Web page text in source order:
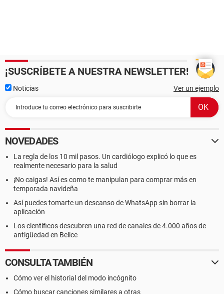
¡SUSCRÍBETE A NUESTRA NEWSLETTER!
Noticias Ver un ejemplo
NOVEDADES
La regla de los 10 mil pasos. Un cardiólogo explicó lo que es
realmente necesario para la salud
¡No caigas! Así es como te manipulan para comprar más en
temporada navideña
Así puedes tomarte un descanso de WhatsApp sin borrar la
aplicación
Los científicos descubren una red de canales de 4.000 años de
antigüedad en Belice
CONSULTA TAMBIÉN
Cómo ver el historial del modo incógnito
Cómo buscar canciones similares a otras